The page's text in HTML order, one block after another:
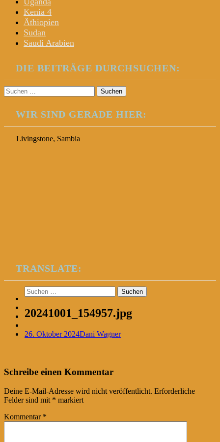
Kenia 4
Äthiopien
Sudan
Saudi Arabien
DIE BEITRÄGE DURCHSUCHEN:
Suchen
nach:
WIR SIND GERADE HIER:
Livingstone, Sambia
TRANSLATE:
Suchen
nach:
20241001_154957.jpg
26. Oktober 2024Dani Wagner
Post
navigation
←
Schreibe einen Kommentar
Deine E-Mail-Adresse wird nicht veröffentlicht. Erforderliche
Felder sind mit * markiert
Kommentar *